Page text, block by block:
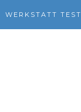
WERKSTATT TEST